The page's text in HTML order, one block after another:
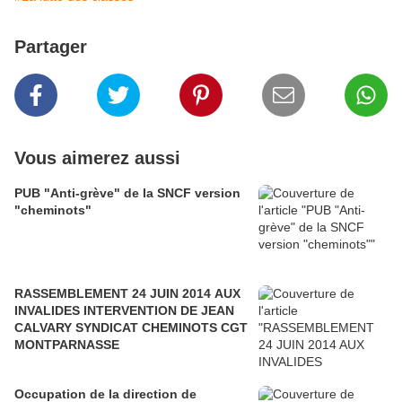
Partager
Vous aimerez aussi
PUB "Anti-grève" de la SNCF version
"cheminots"
RASSEMBLEMENT 24 JUIN 2014 AUX
INVALIDES INTERVENTION DE JEAN
CALVARY SYNDICAT CHEMINOTS CGT
MONTPARNASSE
Occupation de la direction de